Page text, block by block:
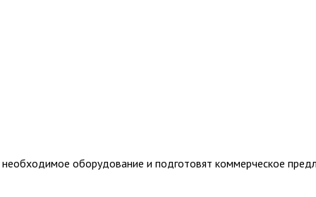
оборудование и подготовят коммерческое